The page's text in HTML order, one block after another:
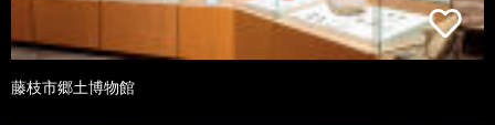
藤枝市郷土博物館